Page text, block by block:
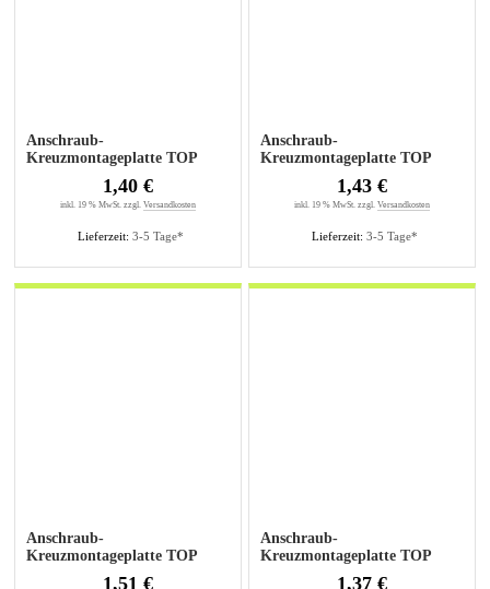
Anschraub-
Kreuzmontageplatte TOP
Lieferzeit: 3-5 Tage*
1,40 €
inkl. 19 % MwSt. zzgl. Versandkosten
Anschraub-
Kreuzmontageplatte TOP
Lieferzeit: 3-5 Tage*
1,43 €
inkl. 19 % MwSt. zzgl. Versandkosten
Anschraub-
Kreuzmontageplatte TOP
1,51 €
Anschraub-
Kreuzmontageplatte TOP
1,37 €